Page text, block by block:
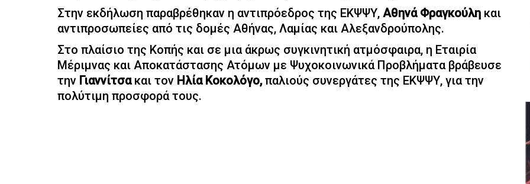
Στην εκδήλωση παραβρέθηκαν η αντιπρόεδρος της ΕΚΨΨΥ, Αθηνά Φραγκούλη και
αντιπροσωπείες από τις δομές Αθήνας, Λαμίας και Αλεξανδρούπολης.
Στο πλαίσιο της Κοπής και σε μια άκρως συγκινητική ατμόσφαιρα, η Εταιρία
Μέριμνας και Αποκατάστασης Ατόμων με Ψυχοκοινωνικά Προβλήματα βράβευσε
την Γιαννίτσακαι τον Ηλία Κοκολόγο,παλιούς συνεργάτες της ΕΚΨΨΥ, για την
πολύτιμη προσφορά τους.